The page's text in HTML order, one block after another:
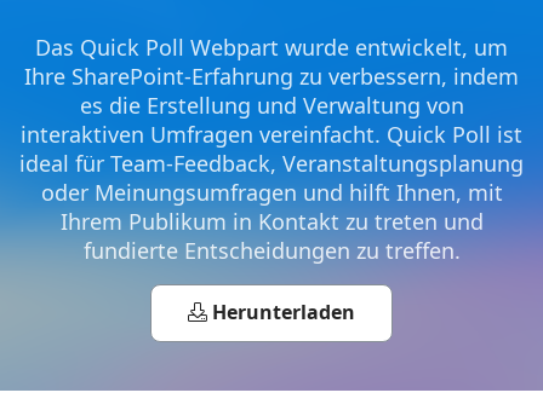
Das Quick Poll Webpart wurde entwickelt, um
Ihre SharePoint-Erfahrung zu verbessern, indem
es die Erstellung und Verwaltung von
interaktiven Umfragen vereinfacht. Quick Poll ist
ideal für Team-Feedback, Veranstaltungsplanung
oder Meinungsumfragen und hilft Ihnen, mit
Ihrem Publikum in Kontakt zu treten und
fundierte Entscheidungen zu treffen.
Herunterladen